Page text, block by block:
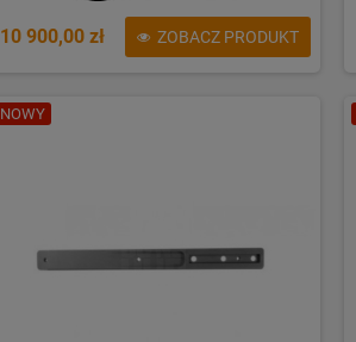
10 900,00 zł ZOBACZ PRODUKT
NOWY